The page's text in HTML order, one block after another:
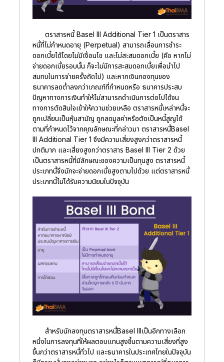
ตราสารหนี้ Basel III Additional Tier 1 เป็นตราสาร
หนี้ที่ไม่กำหนดอายุ (Perpetual) สามารถเลื่อนการชำระ
ดอกเบี้ยได้โดยไม่มีเงื่อนไข และไม่สะสมดอกเบี้ย (คือ หากไม่
จ่ายดอกเบี้ยรอบนั้น ก็จะไม่มีการสะสมดอกเบี้ยเพื่อนำไป
สมทบในการจ่ายครั้งถัดไป) และหากเงินกองทุนของ
ธนาคารลดต่ำลงกว่าเกณฑ์ที่กำหนดหรือ ธนาคารประสบ
ปัญหาทางการเงินทำให้ไม่สามารถดำเนินการต่อไปได้จน
ทางการตัดสินใจเข้าให้ความช่วยเหลือ ตราสารหนี้เหล่าหนี้จะ
ถูกเปลี่ยนเป็นหุ้นสามัญ ถูกลดมูลค่าหรือตัดเป็นหนี้สูญได้
ตามที่กำหนดไว้จากคุณลักษณะที่กล่าวมา ตราสารหนี้Basel
III Additional Tier 1 จึงมีความเสี่ยงสูงกว่าตราสารหนี้
ปกติมาก และเสี่ยงสูงกว่าตราสาร Basel III Tier 2 ด้วย
เป็นตราสารหนี้ที่มีลักษณะของความเป็นทุนสูง ตราสารหนี้
ประเภทนี้จึงมักจะจ่ายดอกเบี้ยสูงตามไปด้วย แต่ตราสารหนี้
ประเภทนี้ไม่ได้รับความนิยมในปัจจุบัน
สำหรับนักลงทุนตราสารหนี้Basel IIIเป็นอีกทางเลือก
หนึ่งในการลงทุนที่ให้ผลตอบแทนสูงขึ้นตามความเสี่ยงที่สูง
ขึ้นกว่าตราสารหนี้ทั่วไป และธนาคารในประเทศไทยในปัจจุบัน